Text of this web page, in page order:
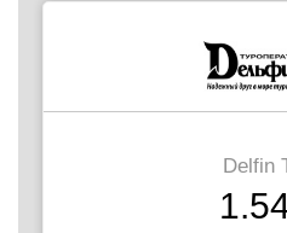
Delfin